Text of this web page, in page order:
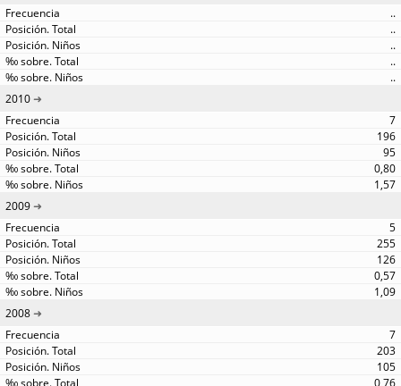
..
..
..
..
..
2010
7
196
95
0,80
1,57
2009
5
255
126
0,57
1,09
2008
7
203
105
0,76